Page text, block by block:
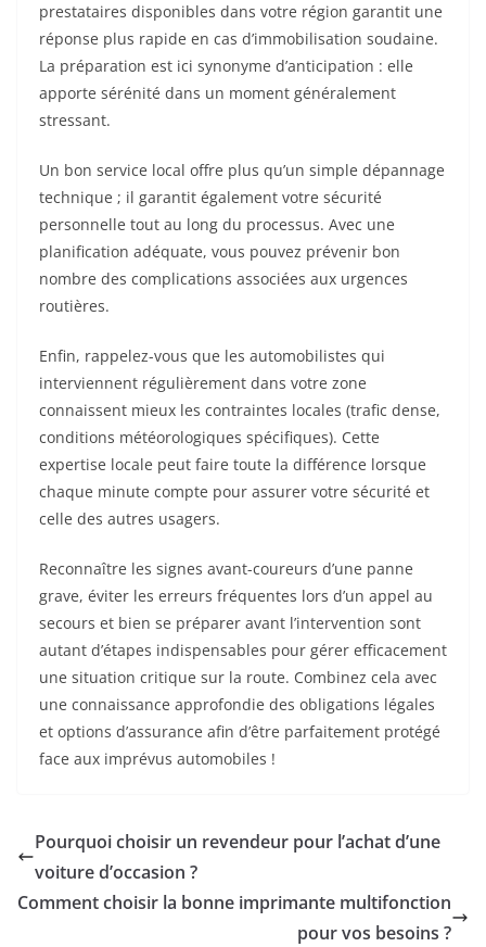
prestataires disponibles dans votre région garantit une
réponse plus rapide en cas d’immobilisation soudaine.
La préparation est ici synonyme d’anticipation : elle
apporte sérénité dans un moment généralement
stressant.
Un bon service local offre plus qu’un simple dépannage
technique ; il garantit également votre sécurité
personnelle tout au long du processus. Avec une
planification adéquate, vous pouvez prévenir bon
nombre des complications associées aux urgences
routières.
Enfin, rappelez-vous que les automobilistes qui
interviennent régulièrement dans votre zone
connaissent mieux les contraintes locales (trafic dense,
conditions météorologiques spécifiques). Cette
expertise locale peut faire toute la différence lorsque
chaque minute compte pour assurer votre sécurité et
celle des autres usagers.
Reconnaître les signes avant-coureurs d’une panne
grave, éviter les erreurs fréquentes lors d’un appel au
secours et bien se préparer avant l’intervention sont
autant d’étapes indispensables pour gérer efficacement
une situation critique sur la route. Combinez cela avec
une connaissance approfondie des obligations légales
et options d’assurance afin d’être parfaitement protégé
face aux imprévus automobiles !
Pourquoi choisir un revendeur pour l’achat d’une
voiture d’occasion ?
Comment choisir la bonne imprimante multifonction
pour vos besoins ?